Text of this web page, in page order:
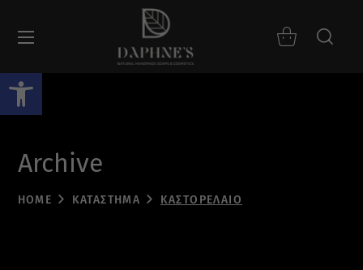
Ανοίξτε τη γραμμή εργαλείων
Archive
HOME ΚΑΤΆΣΤΗΜΑ ΚΑΣΤΟΡΈΛΑΙΟ